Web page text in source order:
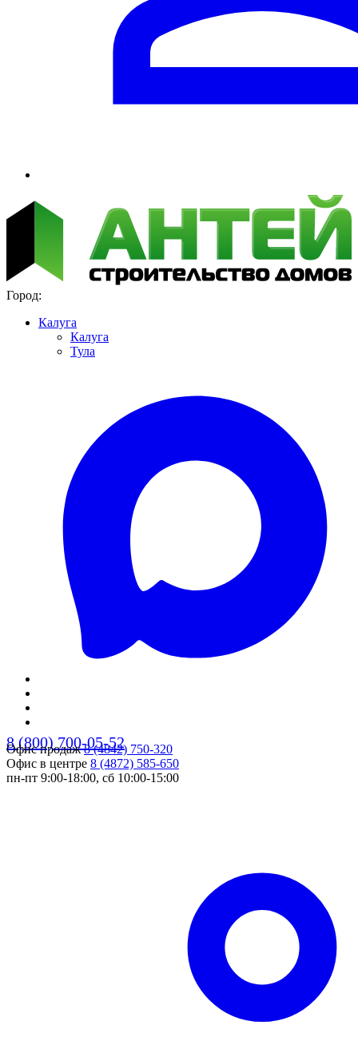
Город:
Калуга
Калуга
Тула
8 (800) 700-05-52
Офис продаж8 (4842) 750-320
Офис в центре 8 (4872) 585-650
пн-пт 9:00-18:00, сб 10:00-15:00